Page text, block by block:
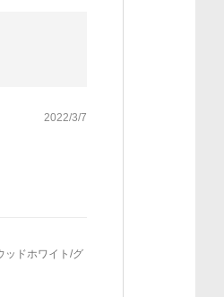
2022/3/7
ッドホワイト/グ